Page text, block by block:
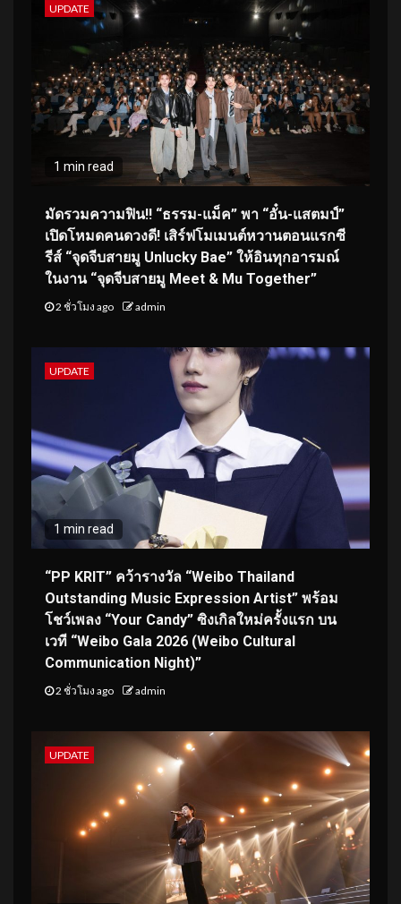
UPDATE
1 min read
มัดรวมความฟิน!! “ธรรม-แม็ค” พา “อั๋น-แสตมป์”
เปิดโหมดคนดวงดี! เสิร์ฟโมเมนต์หวานตอนแรกซี
รีส์ “จุดจีบสายมู Unlucky Bae” ให้อินทุกอารมณ์
ในงาน “จุดจีบสายมู Meet & Mu Together”
2 ชั่วโมง ago admin
UPDATE
1 min read
“PP KRIT” คว้ารางวัล “Weibo Thailand
Outstanding Music Expression Artist” พร้อม
โชว์เพลง “Your Candy” ซิงเกิลใหม่ครั้งแรก บน
เวที “Weibo Gala 2026 (Weibo Cultural
Communication Night)”
2 ชั่วโมง ago admin
UPDATE